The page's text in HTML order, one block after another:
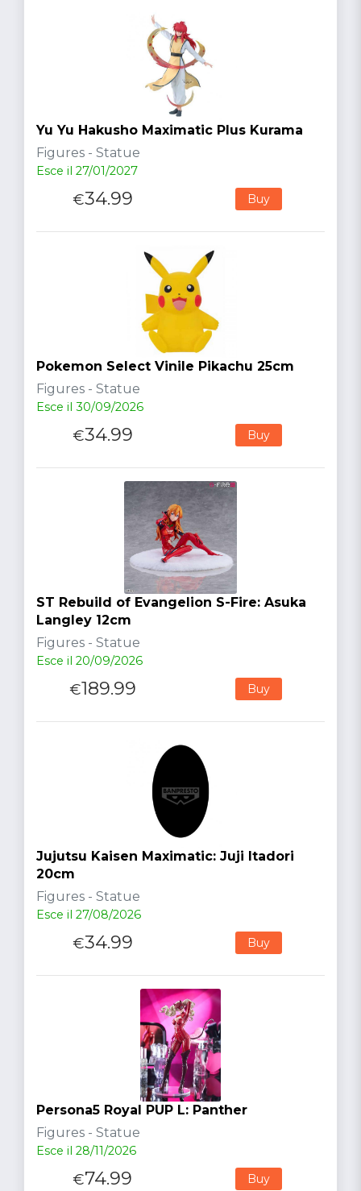
Yu Yu Hakusho Maximatic Plus Kurama
Figures - Statue
Esce il 27/01/2027
€34.99 Buy
Pokemon Select Vinile Pikachu 25cm
Figures - Statue
Esce il 30/09/2026
€34.99 Buy
ST Rebuild of Evangelion S-Fire: Asuka
Langley 12cm
Figures - Statue
Esce il 20/09/2026
€189.99 Buy
Jujutsu Kaisen Maximatic: Juji Itadori
20cm
Figures - Statue
Esce il 27/08/2026
€34.99 Buy
Persona5 Royal PUP L: Panther
Figures - Statue
Esce il 28/11/2026
€74.99 Buy